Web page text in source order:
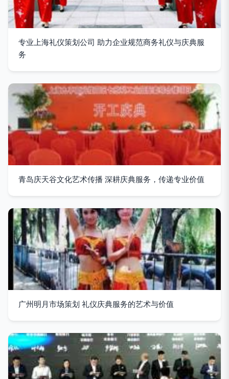
专业上海礼仪策划公司 助力企业规范商务礼仪与庆典服
务
青岛庆天谷文化艺术传播 深耕庆典服务，传递专业价值
广州明月市场策划 礼仪庆典服务的艺术与价值